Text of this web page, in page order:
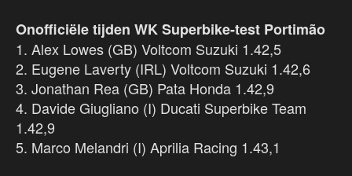
Onofficiële tijden WK Superbike-test Portimão
1. Alex Lowes (GB) Voltcom Suzuki 1.42,5
2. Eugene Laverty (IRL) Voltcom Suzuki 1.42,6
3. Jonathan Rea (GB) Pata Honda 1.42,9
4. Davide Giugliano (I) Ducati Superbike Team
1.42,9
5. Marco Melandri (I) Aprilia Racing 1.43,1